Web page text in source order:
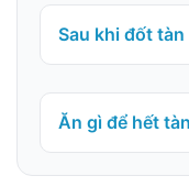
Sau khi đốt
Ăn gì để hết